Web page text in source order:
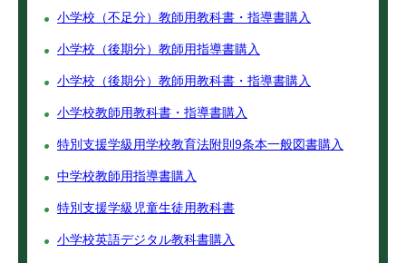
小学校（不足分）教師用教科書・指導書購入
小学校（後期分）教師用指導書購入
小学校（後期分）教師用教科書・指導書購入
小学校教師用教科書・指導書購入
特別支援学級用学校教育法附則9条本一般図書購入
中学校教師用指導書購入
特別支援学級児童生徒用教科書
小学校英語デジタル教科書購入